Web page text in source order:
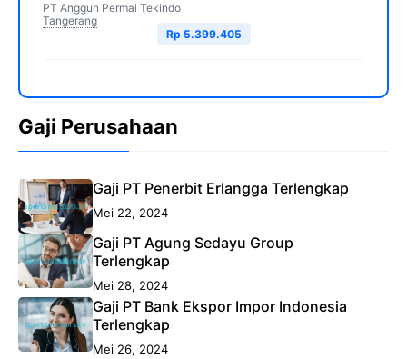
PT Anggun Permai Tekindo
Tangerang
Rp 5.399.405
Gaji Perusahaan
Gaji PT Penerbit Erlangga Terlengkap
Mei 22, 2024
Gaji PT Agung Sedayu Group
Terlengkap
Mei 28, 2024
Gaji PT Bank Ekspor Impor Indonesia
Terlengkap
Mei 26, 2024